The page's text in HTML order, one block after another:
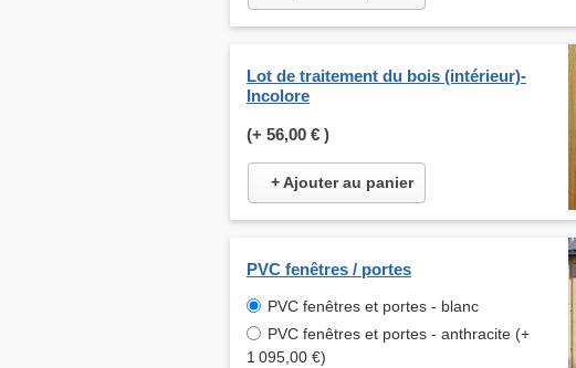
Lot de traitement du bois (intérieur)-
Incolore
(+ 56,00 € )
+ Ajouter au panier
PVC fenêtres / portes
PVC fenêtres et portes - blanc
PVC fenêtres et portes - anthracite (+
1 095,00 €)